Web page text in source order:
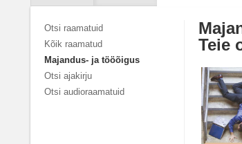
Otsi raamatuid
Kõik raamatud
Majandus- ja tööõigus
Otsi ajakirju
Otsi audioraamatuid
Teie